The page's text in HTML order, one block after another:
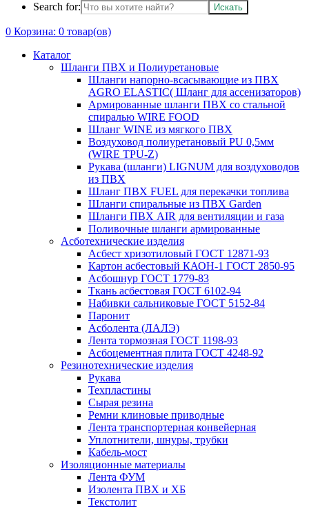
Search for:
0 Корзина: 0 товар(ов)
Каталог
Шланги ПВХ и Полиуретановые
Шланги напорно-всасывающие из ПВХ
AGRO ELASTIC( Шланг для ассенизаторов)
Армированные шланги ПВХ со стальной
спиралью WIRE FOOD
Шланг WINE из мягкого ПВХ
Воздуховод полиуретановый PU 0,5мм
(WIRE TPU-Z)
Рукава (шланги) LIGNUM для воздуховодов
из ПВХ
Шланг ПВХ FUEL для перекачки топлива
Шланги спиральные из ПВХ Garden
Шланги ПВХ AIR для вентиляции и газа
Поливочные шланги армированные
Асботехнические изделия
Асбест хризотиловый ГОСТ 12871-93
Картон aсбестовый КАОН-1 ГОСТ 2850-95
Асбошнур ГОСТ 1779-83
Ткань асбестовая ГОСТ 6102-94
Набивки сальниковые ГОСТ 5152-84
Паронит
Асболента (ЛАЛЭ)
Лента тормозная ГОСТ 1198-93
Асбоцементная плита ГОСТ 4248-92
Резинотехнические изделия
Рукава
Техпластины
Сырая резина
Ремни клиновые приводные
Лента транспортерная конвейерная
Уплотнители, шнуры, трубки
Кабель-мост
Изоляционные материалы
Лента ФУМ
Изолента ПВХ и ХБ
Текстолит